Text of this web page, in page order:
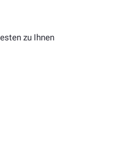
zu Ihnen